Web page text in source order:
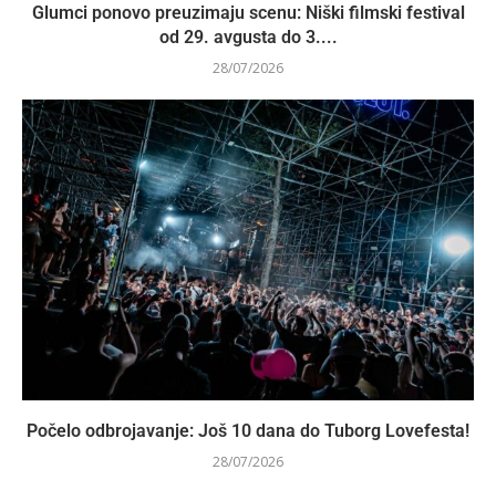
Glumci ponovo preuzimaju scenu: Niški filmski festival
od 29. avgusta do 3....
28/07/2026
Počelo odbrojavanje: Još 10 dana do Tuborg Lovefesta!
28/07/2026